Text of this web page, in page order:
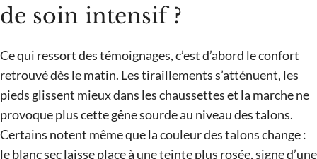
de soin intensif ?
Ce qui ressort des témoignages, c’est d’abord le confort
retrouvé dès le matin. Les tiraillements s’atténuent, les
pieds glissent mieux dans les chaussettes et la marche ne
provoque plus cette gêne sourde au niveau des talons.
Certains notent même que la couleur des talons change :
le blanc sec laisse place à une teinte plus rosée, signe d’une